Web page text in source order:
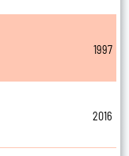
1997
2016